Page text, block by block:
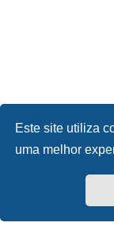
Este site utiliza
uma melhor